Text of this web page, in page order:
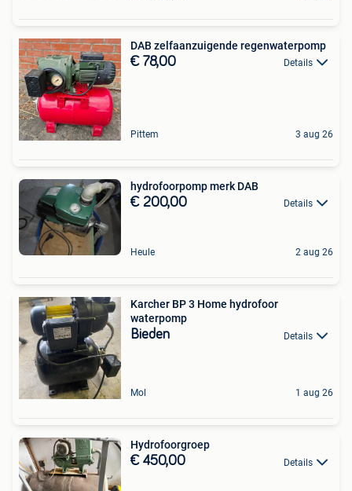
DAB zelfaanzuigende regenwaterpomp
€ 78,00 Details
Pittem 3 aug 26
hydrofoorpomp merk DAB
€ 200,00 Details
Heule 2 aug 26
Karcher BP 3 Home hydrofoor
waterpomp
Bieden Details
Mol 1 aug 26
Hydrofoorgroep
€ 450,00 Details